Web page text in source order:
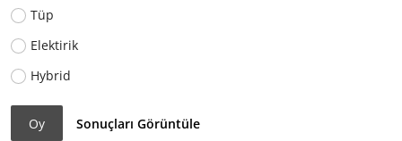
Tüp
Elektirik
Hybrid
Oy Sonuçları Görüntüle